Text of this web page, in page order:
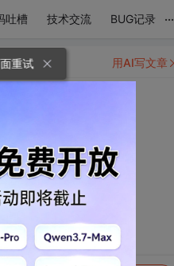
吐槽 技术交流 BUG记录 ...
用AI写文章
重试